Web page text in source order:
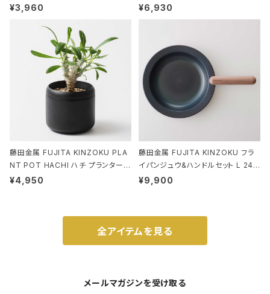
EANUTS ROO-shopper mid 84
ド.ピーナッツ-0P 3Dグラス
¥3,960
stand ブラウン
¥6,930
藤田金属 FUJITA KINZOKU PLA
NT POT HACHI ハチ プランターポ
ット 3号 ブラック
¥4,950
藤田金属 FUJITA KINZOKU フラ
イパンジュウ&ハンドルセット L 24c
m ガス火・IH対応 鉄フライパン ウォ
¥9,900
全アイテムを見る
メールマガジンを受け取る